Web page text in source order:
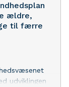
ældre,
til færre
udviklingen